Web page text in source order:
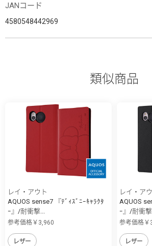
JANコード
4580548442969
類似商品
レイ・アウト
AQUOS sense7 『ﾃﾞｨｽﾞﾆｰｷｬﾗｸﾀ
ｰ』/耐衝撃...
参考価格￥3,960
レザー
レイ・ア
AQUOS
ｰ』/耐衝
参考価格￥
レザー